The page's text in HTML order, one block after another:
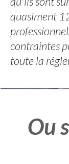
quasiment
contraintes
toute la
Ou